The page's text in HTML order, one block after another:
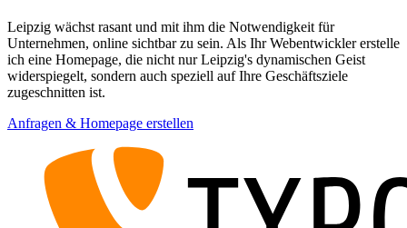
Leipzig wächst rasant und mit ihm die Notwendigkeit für
Unternehmen, online sichtbar zu sein. Als Ihr Webentwickler erstelle
ich eine Homepage, die nicht nur Leipzig's dynamischen Geist
widerspiegelt, sondern auch speziell auf Ihre Geschäftsziele
zugeschnitten ist.
Anfragen & Homepage erstellen